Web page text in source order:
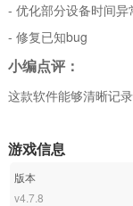
- 优化部分设备时间异
- 修复已知bug
小编点评：
这款软件能够清晰记
游戏信息
版本
v4.7.8